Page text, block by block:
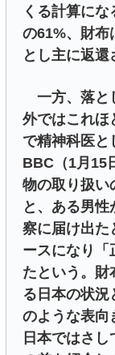
くる計算に
の61%、財布
とし主に返還
一方、落と
外ではこれほ
で精神科医と
BBC（1月15
物の取り扱い
と、ある男
察に届け出た
ースになり「
たという。財
る日本の状
のような表向
日本ではさ